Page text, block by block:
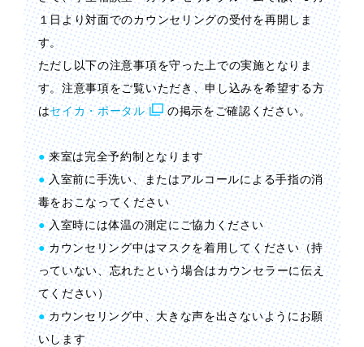
１日より対面でのカウンセリングの受付を再開しま
す。
ただし以下の注意事項を守った上での実施となりま
す。注意事項をご覧いただき、申し込みを希望する方
はセイカ・ポータル の掲示をご確認ください。
●来室は完全予約制となります
●入室前に手洗い、またはアルコールによる手指の消
毒をおこなってください
●入室時には体温の測定にご協力ください
● カウンセリング中はマスクを着用してください（持
っていない、忘れたという場合はカウンセラーに伝え
てください）
●カウンセリング中、大きな声を出さないようにお願
いします